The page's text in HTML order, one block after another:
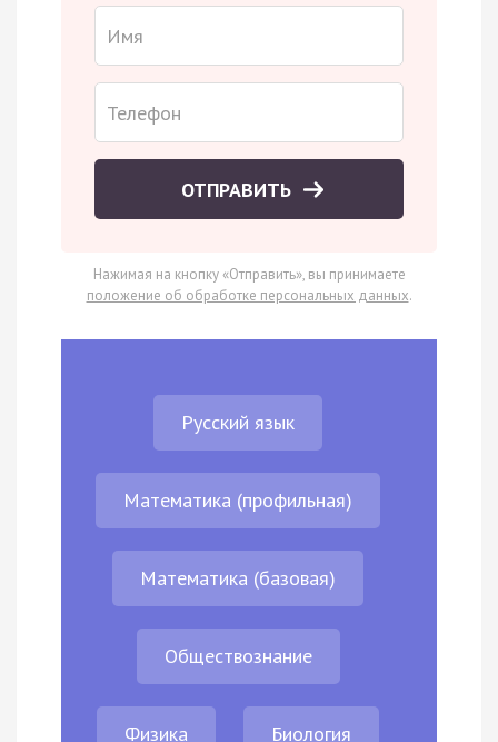
ОТПРАВИТЬ
Нажимая на кнопку «Отправить», вы принимаете
положение об обработке персональных данных.
Русский язык
Математика (профильная)
Математика (базовая)
Обществознание
Физика Биология